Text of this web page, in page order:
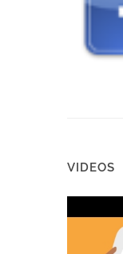
VIDEOS